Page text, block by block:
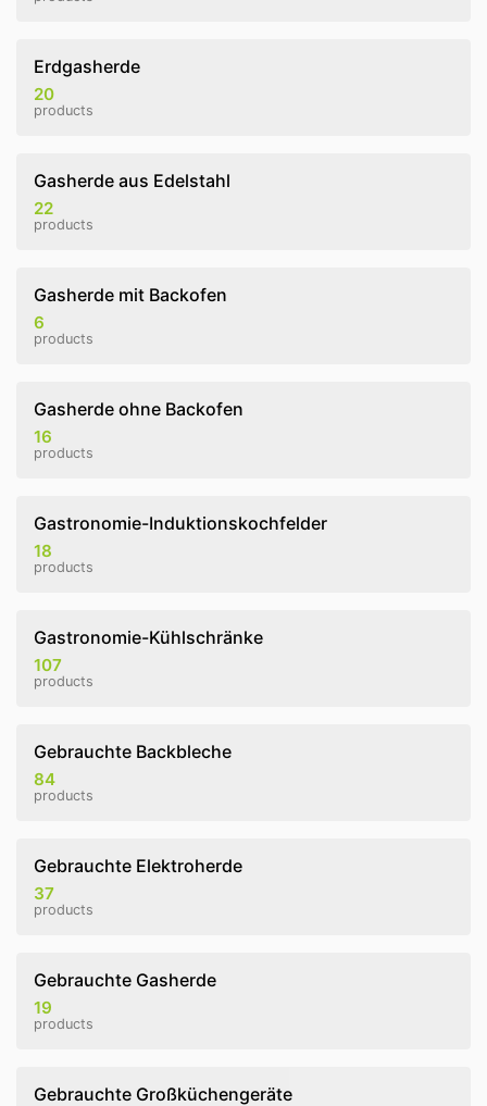
Erdgasherde
20
products
Gasherde aus Edelstahl
22
products
Gasherde mit Backofen
6
products
Gasherde ohne Backofen
16
products
Gastronomie-Induktionskochfelder
18
products
Gastronomie-Kühlschränke
107
products
Gebrauchte Backbleche
84
products
Gebrauchte Elektroherde
37
products
Gebrauchte Gasherde
19
products
Gebrauchte Großküchengeräte